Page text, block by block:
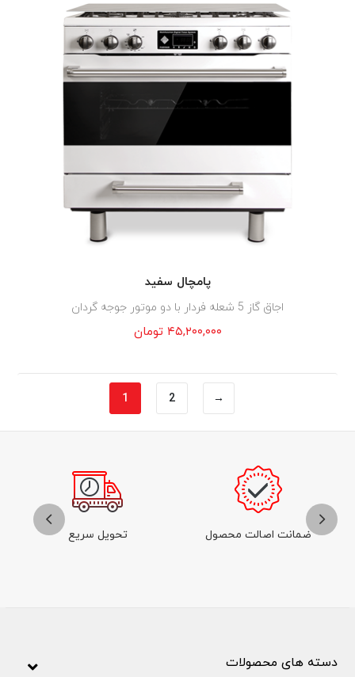
پامچال سفید
اجاق گاز 5 شعله فردار با دو موتور جوجه گردان
۴۵,۲۰۰,۰۰۰ تومان
1 2 →
ضمانت اصالت محصول تحویل سریع
دسته های محصولات